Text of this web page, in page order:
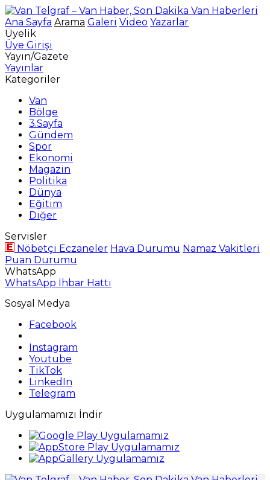
Ana Sayfa Arama Galeri Video Yazarlar
Üyelik
Üye Girişi
Yayın/Gazete
Yayınlar
Kategoriler
Van
Bölge
3.Sayfa
Gündem
Spor
Ekonomi
Magazin
Politika
Dünya
Eğitim
Diğer
Servisler
Nöbetçi Eczaneler Hava Durumu Namaz Vakitleri
Puan Durumu
WhatsApp
WhatsApp İhbar Hattı
Sosyal Medya
Facebook
Instagram
Youtube
TikTok
LinkedIn
Telegram
Uygulamamızı İndir